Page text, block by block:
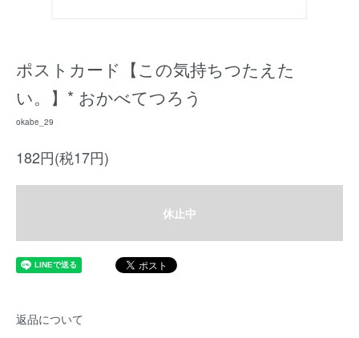
ポストカード【この気持ちつたえた
い。】* おかべてつろう
okabe_29
182円(税17円)
休止中
返品について